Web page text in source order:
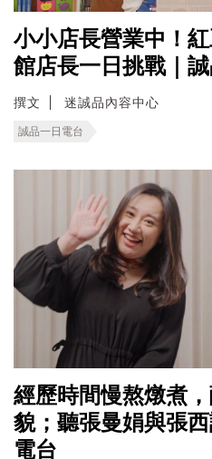
小小店長營業中！
館店長一日挑戰｜
撰文 迷誠品內容中心
誠品一日電台
經歷時間慢熬燉煮
貌；聽張曼娟與張
電台